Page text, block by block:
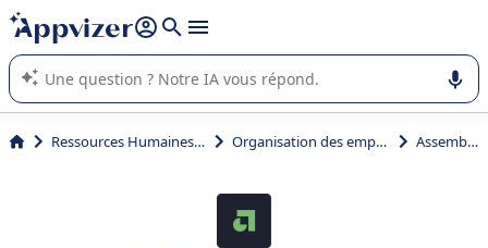
répondre (plusieurs lignes avec
L'IA de Appvizer vous guide dans l'utilisation ou la sélection de
logiciel SaaS en entreprise.
Ressources Humaines (RH) Organisation des employés Assembled